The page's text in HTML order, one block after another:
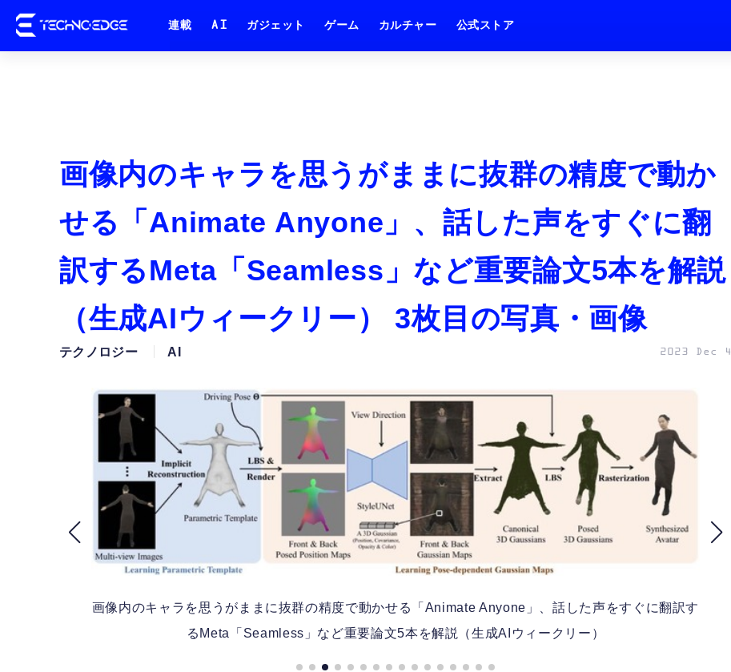
連載 AI ガジェット ゲーム カルチャー 公式ストア
画像内のキャラを思うがままに抜群の精度で動か
せる「Animate Anyone」、話した声をすぐに翻
訳するMeta「Seamless」など重要論文5本を解説
（生成AIウィークリー） 3枚目の写真・画像
テクノロジー AI 2023 Dec 4
画像内のキャラを思うがままに抜群の精度で動かせる「Animate Anyone」、話した声をすぐに翻訳す
るMeta「Seamless」など重要論文5本を解説（生成AIウィークリー）